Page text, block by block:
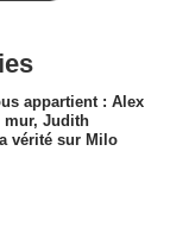
appartient : Alex
mur, Judith
vérité sur Milo